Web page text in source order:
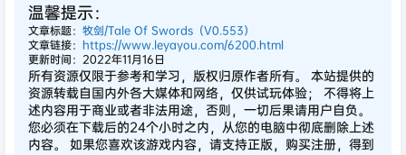
温馨提示：
文章标题： 牧剑/Tale Of Swords（V0.553）
文章链接： https://www.leyayou.com/6200.html
更新时间：2022年11月16日
所有资源仅限于参考和学习，版权归原作者所有。 本站提供的
资源转载自国内外各大媒体和网络，仅供试玩体验； 不得将上
述内容用于商业或者非法用途，否则，一切后果请用户自负。
您必须在下载后的24个小时之内，从您的电脑中彻底删除上述
内容。 如果您喜欢该游戏内容，请支持正版，购买注册，得到